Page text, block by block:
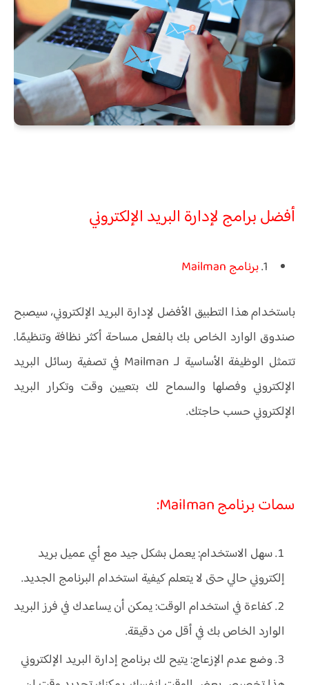
أفضل برامج لإدارة البريد الإلكتروني
1. برنامج Mailman
باستخدام هذا التطبيق الأفضل لإدارة البريد الإلكتروني، سيصبح
صندوق الوارد الخاص بك بالفعل مساحة أكثر نظافة وتنظيمًا.
تتمثل الوظيفة الأساسية لـ Mailman في تصفية رسائل البريد
الإلكتروني وفصلها والسماح لك بتعيين وقت وتكرار البريد
الإلكتروني حسب حاجتك.
سمات برنامج Mailman:
سهل الاستخدام: يعمل بشكل جيد مع أي عميل بريد
إلكتروني حالي حتى لا يتعلم كيفية استخدام البرنامج الجديد.
كفاءة في استخدام الوقت: يمكن أن يساعدك في فرز البريد
الوارد الخاص بك في أقل من دقيقة.
وضع عدم الإزعاج: يتيح لك برنامج إدارة البريد الإلكتروني